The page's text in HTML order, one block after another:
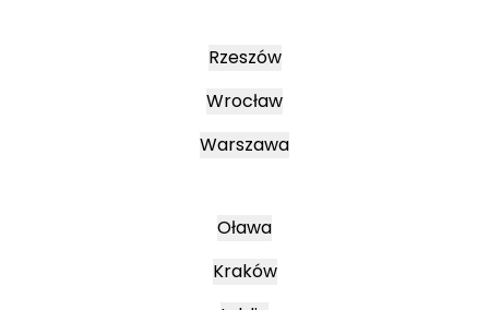
Rzeszów
Wrocław
Warszawa
Oława
Kraków